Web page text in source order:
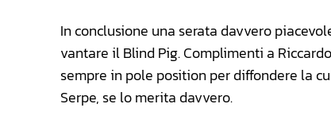
In conclusione una serata davvero
vantare il Blind Pig. Complimenti a
sempre in pole position per diffondere la
Serpe, se lo merita davvero.